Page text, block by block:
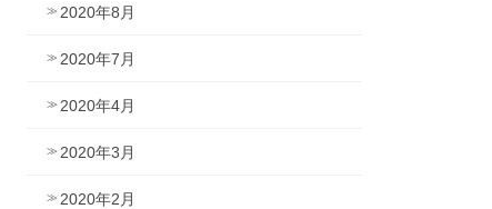
2020年8月
2020年7月
2020年4月
2020年3月
2020年2月